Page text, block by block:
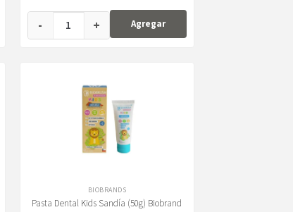
- + Agregar
BIOBRANDS
Pasta Dental Kids Sandía (50g) Biobrand